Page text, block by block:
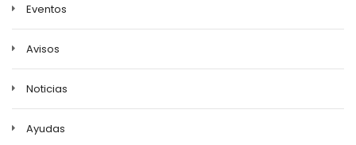
Eventos
Avisos
Noticias
Ayudas